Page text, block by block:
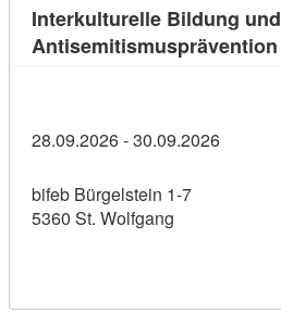
Interkulturelle Bildung und
Antisemitismusprävention
28.09.2026 - 30.09.2026
bifeb Bürgelstein 1-7
5360 St. Wolfgang